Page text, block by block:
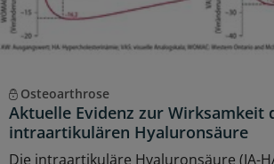
Osteoarthrose
Aktuelle Evidenz zur Wirksamkeit
intraartikulären Hyaluronsäure
Die intraartikuläre Hyaluronsäure (IA-